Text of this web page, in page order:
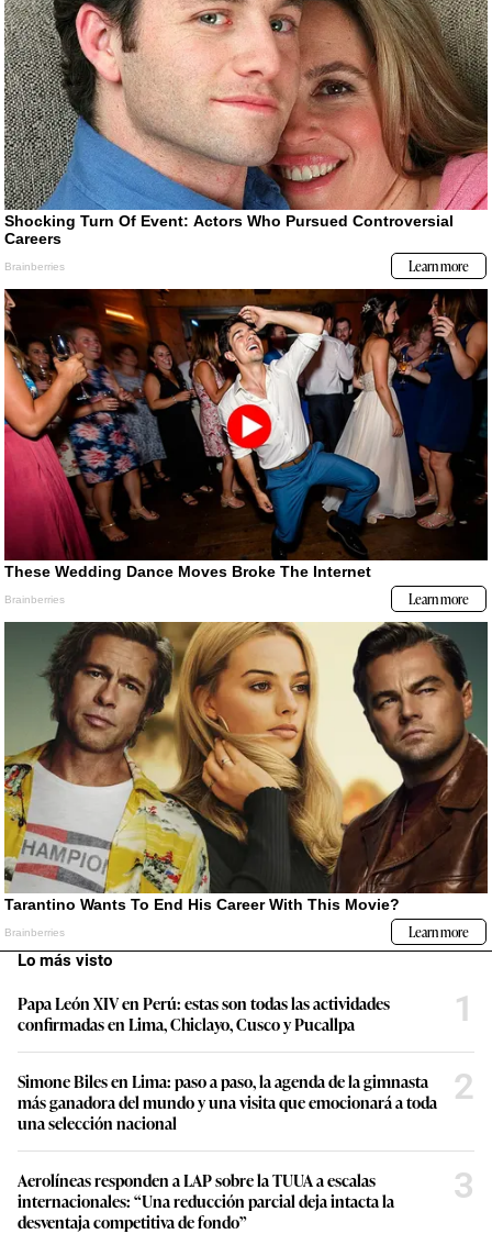
Lo más visto
Papa León XIV en Perú: estas son todas las actividades
confirmadas en Lima, Chiclayo, Cusco y Pucallpa
1
Simone Biles en Lima: paso a paso, la agenda de la gimnasta
más ganadora del mundo y una visita que emocionará a toda
una selección nacional
2
Aerolíneas responden a LAP sobre la TUUA a escalas
internacionales: “Una reducción parcial deja intacta la
desventaja competitiva de fondo”
3